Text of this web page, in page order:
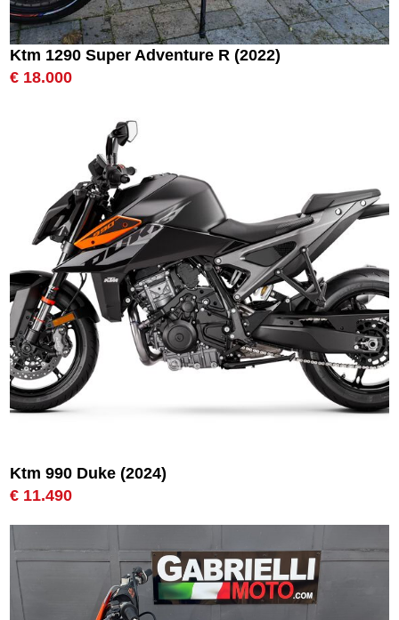
Ktm 1290 Super Adventure R (2022)
€ 18.000
Ktm 990 Duke (2024)
€ 11.490